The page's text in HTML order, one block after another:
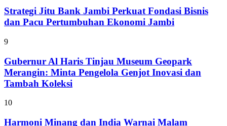
Strategi Jitu Bank Jambi Perkuat Fondasi Bisnis
dan Pacu Pertumbuhan Ekonomi Jambi
9
Gubernur Al Haris Tinjau Museum Geopark
Merangin: Minta Pengelola Genjot Inovasi dan
Tambah Koleksi
10
Harmoni Minang dan India Warnai Malam